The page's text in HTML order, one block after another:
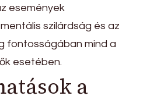
események
szilárdság és az
fontosságában mind a
esetében.
a